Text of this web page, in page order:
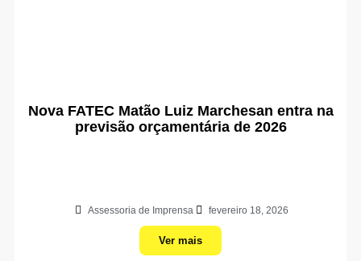
Nova FATEC Matão Luiz Marchesan entra na
previsão orçamentária de 2026
Assessoria de Imprensa fevereiro 18, 2026
Ver mais